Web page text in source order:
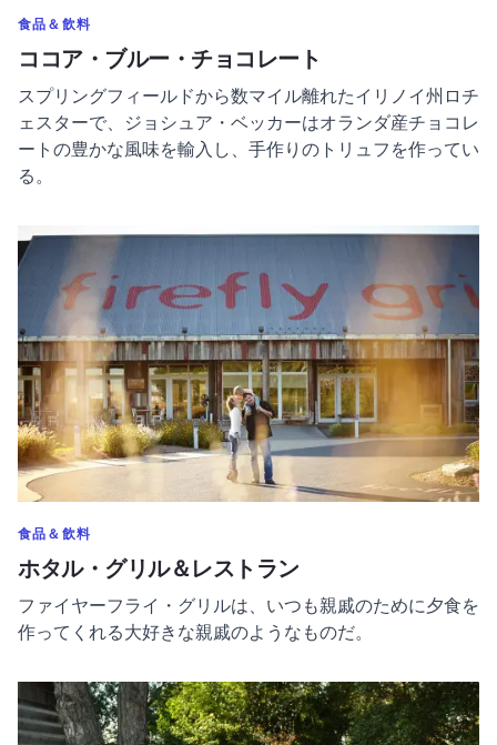
のカテゴリーをもっと表示する
食品＆飲料
ココア・ブルー・チョコレート
スプリングフィールドから数マイル離れたイリノイ州ロチ
ェスターで、ジョシュア・ベッカーはオランダ産チョコレ
ートの豊かな風味を輸入し、手作りのトリュフを作ってい
る。
のカテゴリーをもっと表示する
食品＆飲料
ホタル・グリル＆レストラン
ファイヤーフライ・グリルは、いつも親戚のために夕食を
作ってくれる大好きな親戚のようなものだ。
Firefly Grill & Restaurant についてもっと読む
Prairie Fruits Farm & Creamery についてもっと読む